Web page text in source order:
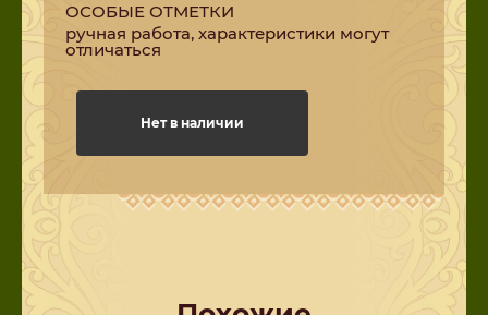
ОСОБЫЕ ОТМЕТКИ
ручная работа, характеристики могут
отличаться
Нет в наличии